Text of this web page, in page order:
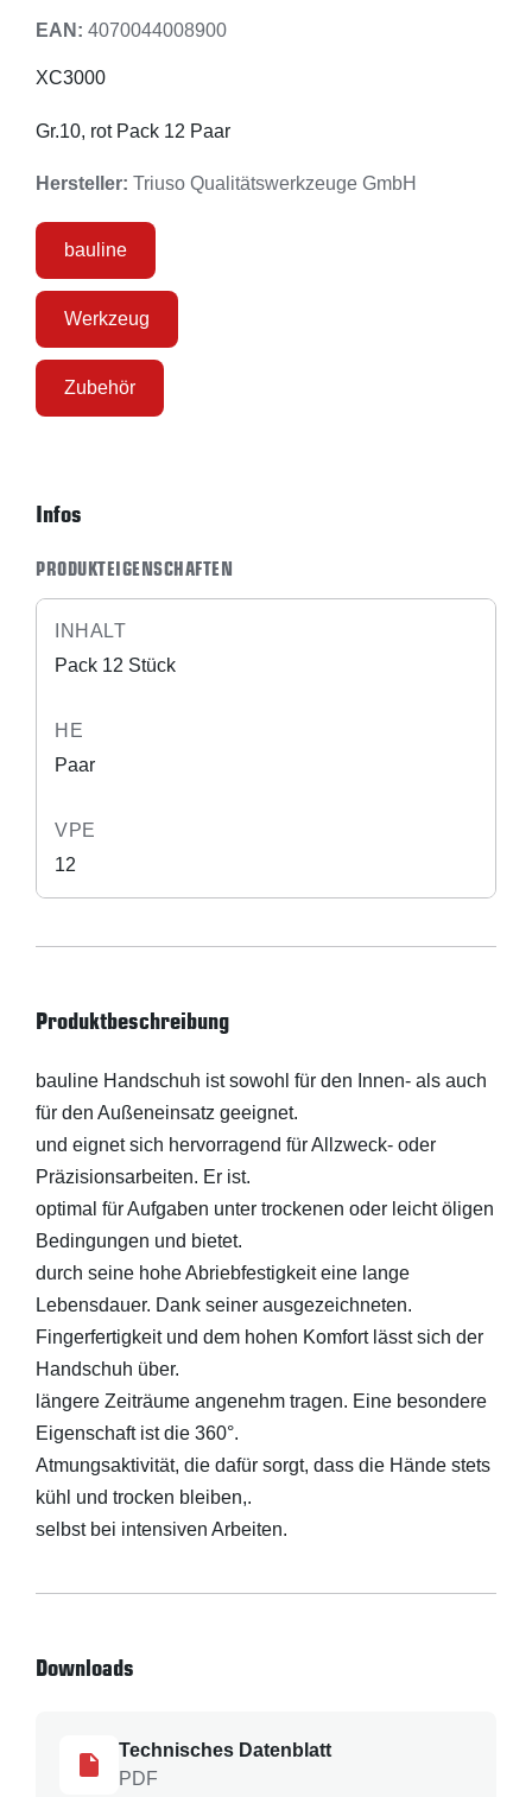
EAN: 4070044008900
XC3000
Gr.10, rot Pack 12 Paar
Hersteller: Triuso Qualitätswerkzeuge GmbH
bauline
Werkzeug
Zubehör
Infos
PRODUKTEIGENSCHAFTEN
INHALT
Pack 12 Stück
HE
Paar
VPE
12
Produktbeschreibung
bauline Handschuh ist sowohl für den Innen- als auch
für den Außeneinsatz geeignet.
und eignet sich hervorragend für Allzweck- oder
Präzisionsarbeiten. Er ist.
optimal für Aufgaben unter trockenen oder leicht öligen
Bedingungen und bietet.
durch seine hohe Abriebfestigkeit eine lange
Lebensdauer. Dank seiner ausgezeichneten.
Fingerfertigkeit und dem hohen Komfort lässt sich der
Handschuh über.
längere Zeiträume angenehm tragen. Eine besondere
Eigenschaft ist die 360°.
Atmungsaktivität, die dafür sorgt, dass die Hände stets
kühl und trocken bleiben,.
selbst bei intensiven Arbeiten.
Downloads
Technisches Datenblatt
PDF